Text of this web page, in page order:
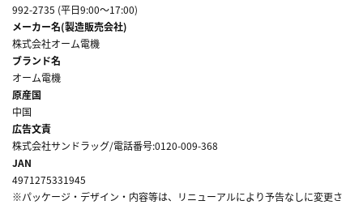
992-2735 (平日9:00～17:00)
メーカー名(製造販売会社)
株式会社オーム電機
ブランド名
オーム電機
原産国
中国
広告文責
株式会社サンドラッグ/電話番号:0120-009-368
JAN
4971275331945
※パッケージ・デザイン・内容等は、リニューアルにより予告なしに変更さ